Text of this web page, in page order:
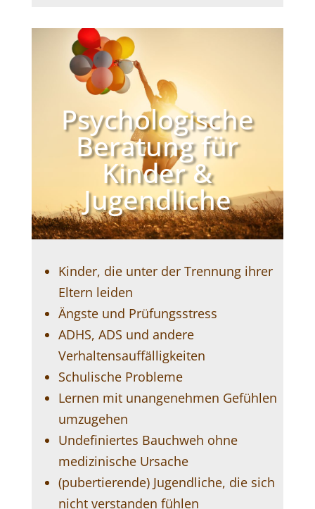
Psychologische
Beratung für
Kinder &
Jugendliche
Kinder, die unter der Trennung ihrer
Eltern leiden
Ängste und Prüfungsstress
ADHS, ADS und andere
Verhaltensauffälligkeiten
Schulische Probleme
Lernen mit unangenehmen Gefühlen
umzugehen
Undefiniertes Bauchweh ohne
medizinische Ursache
(pubertierende) Jugendliche, die sich
nicht verstanden fühlen